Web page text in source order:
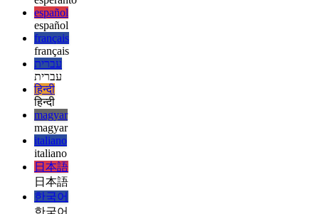
english
esperanto
esperanto
español
español
français
français
עברית
עברית
हिन्दी
हिन्दी
magyar
magyar
italiano
italiano
日本語